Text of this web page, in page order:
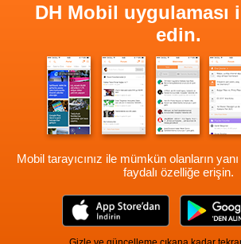
DH Mobil uygulaması
edin.
Mobil tarayıcınız ile mümkün olanların
faydalı özelliğe erişin.